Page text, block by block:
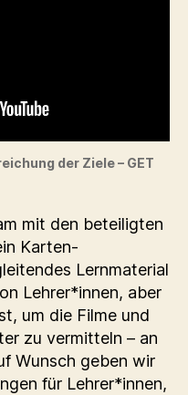
der Ziele – GET
mit den beteiligten
Karten-
Lernmaterial
Lehrer*innen, aber
um die Filme und
zu vermitteln – an
Wunsch geben wir
für Lehrer*innen,